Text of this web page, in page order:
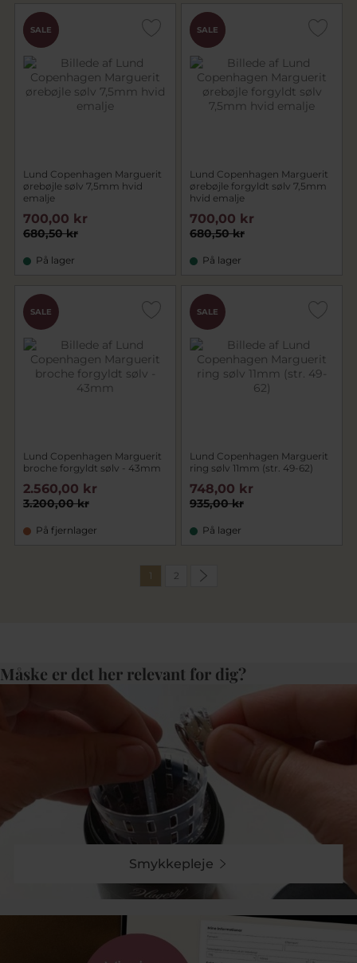
PRIS
SALE
Lund Copenhagen Marguerit
ørebøjle sølv 7,5mm hvid
emalje
680,50 kr
700,00 kr
På lager
PRIS
SALE
Lund Copenhagen Marguerit
ørebøjle forgyldt sølv 7,5mm
hvid emalje
680,50 kr
700,00 kr
På lager
SALE
Lund Copenhagen Marguerit
broche forgyldt sølv - 43mm
3.200,00 kr
2.560,00 kr
På fjernlager
SALE
Lund Copenhagen Marguerit
ring sølv 11mm (str. 49-62)
935,00 kr
748,00 kr
På lager
1 2
Måske er det her relevant for dig?
Smykkepleje